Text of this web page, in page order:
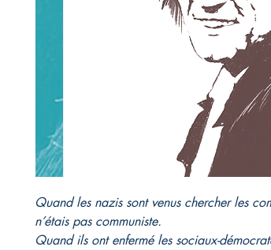
Quand les nazis sont venus chercher les
n’étais pas communiste.
Quand ils ont enfermé les sociaux-